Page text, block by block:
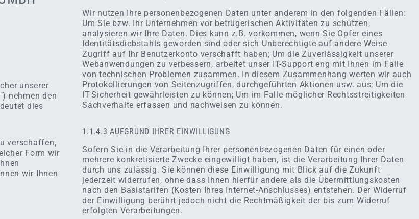
unserer
nehmen den
dies
verschaffen,
Form wir
wir Ihnen
Wir nutzen Ihre personenbezogenen Daten unter anderem in den folgenden Fällen:
Um Sie bzw. Ihr Unternehmen vor betrügerischen Aktivitäten zu schützen,
analysieren wir Ihre Daten. Dies kann z.B. vorkommen, wenn Sie Opfer eines
Identitätsdiebstahls geworden sind oder sich Unberechtigte auf andere Weise
Zugriff auf Ihr Benutzerkonto verschafft haben; Um die Zuverlässigkeit unserer
Webanwendungen zu verbessern, arbeitet unser IT-Support eng mit Ihnen im Falle
von technischen Problemen zusammen. In diesem Zusammenhang werten wir auch
Protokollierungen von Seitenzugriffen, durchgeführten Aktionen usw. aus; Um die
IT-Sicherheit gewährleisten zu können; Um im Falle möglicher Rechtsstreitigkeiten
Sachverhalte erfassen und nachweisen zu können.
1.1.4.3 AUFGRUND IHRER EINWILLIGUNG
Sofern Sie in die Verarbeitung Ihrer personenbezogenen Daten für einen oder
mehrere konkretisierte Zwecke eingewilligt haben, ist die Verarbeitung Ihrer Daten
durch uns zulässig. Sie können diese Einwilligung mit Blick auf die Zukunft
jederzeit widerrufen, ohne dass Ihnen hierfür andere als die Übermittlungskosten
nach den Basistarifen (Kosten Ihres Internet-Anschlusses) entstehen. Der Widerruf
der Einwilligung berührt jedoch nicht die Rechtmäßigkeit der bis zum Widerruf
erfolgten Verarbeitungen.